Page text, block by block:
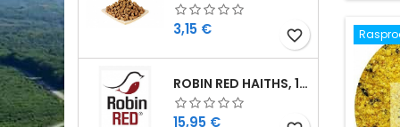
Cijena
3,15 € favorite_border
ROBIN RED HAITHS, 1 KG
Cijena
15,95 €